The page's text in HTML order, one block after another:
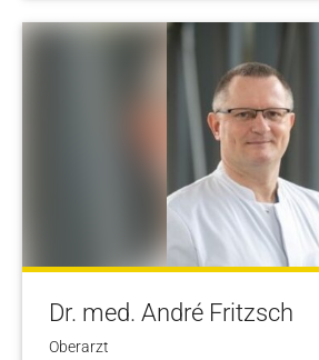
Dr. med. André Fritzsch
Oberarzt